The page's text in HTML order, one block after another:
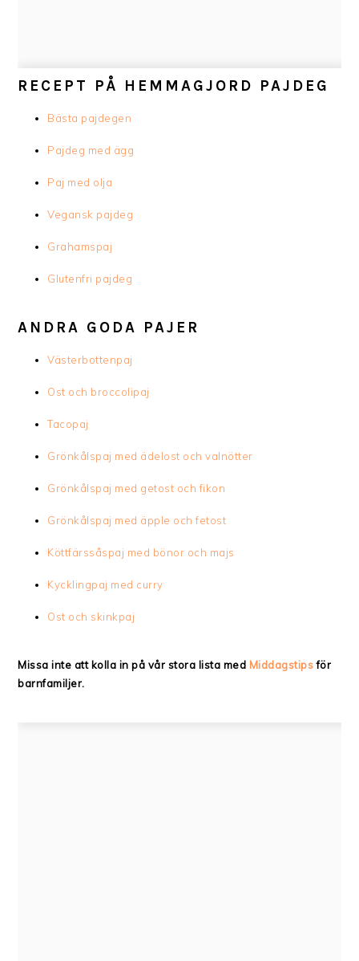
RECEPT PÅ HEMMAGJORD PAJDEG
Bästa pajdegen
Pajdeg med ägg
Paj med olja
Vegansk pajdeg
Grahamspaj
Glutenfri pajdeg
ANDRA GODA PAJER
Västerbottenpaj
Ost och broccolipaj
Tacopaj
Grönkålspaj med ädelost och valnötter
Grönkålspaj med getost och fikon
Grönkålspaj med äpple och fetost
Köttfärssåspaj med bönor och majs
Kycklingpaj med curry
Ost och skinkpaj
Missa inte att kolla in på vår stora lista med Middagstipsför
barnfamiljer.